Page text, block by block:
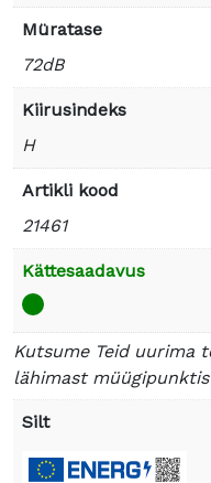
Müratase
72dB
Kiirusindeks
H
Artikli kood
21461
Kättesaadavus
Kutsume Teid uurima
lähimast
Silt